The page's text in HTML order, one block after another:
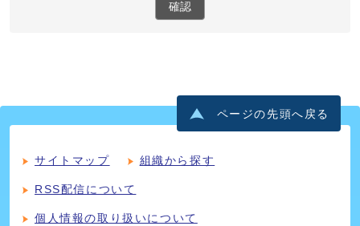
確認
ページの先頭へ戻る
サイトマップ 組織から探す
RSS配信について
個人情報の取り扱いについて